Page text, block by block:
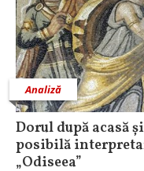
Analiză
Dorul după acasă
posibilă
„Odiseea”